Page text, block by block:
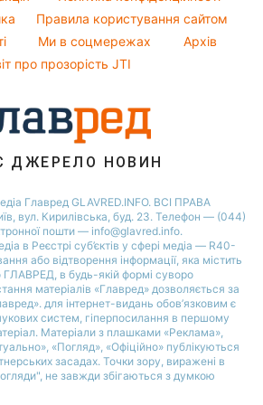
Правила користування сайтом
Ми в соцмережах
Архів
про прозорість JTI
ДЖЕРЕЛО НОВИН
Главред GLAVRED.INFO. ВСІ ПРАВА
вул. Кирилівська, буд. 23. Телефон — (044)
пошти — info@glavred.info.
в Реєстрі суб’єктів у сфері медіа — R40-
або відтворення інформації, яка містить
ГЛАВРЕД, в будь-якій формi суворо
матеріалів «Главред» дозволяється за
для інтернет-видань обов’язковим є
систем, гіперпосилання в першому
Матеріали з плашками «Реклама»,
«Погляд», «Офіційно» публікуються
засадах. Точки зору, виражені в
не завжди збігаються з думкою